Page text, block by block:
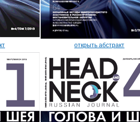
открыть абстракт